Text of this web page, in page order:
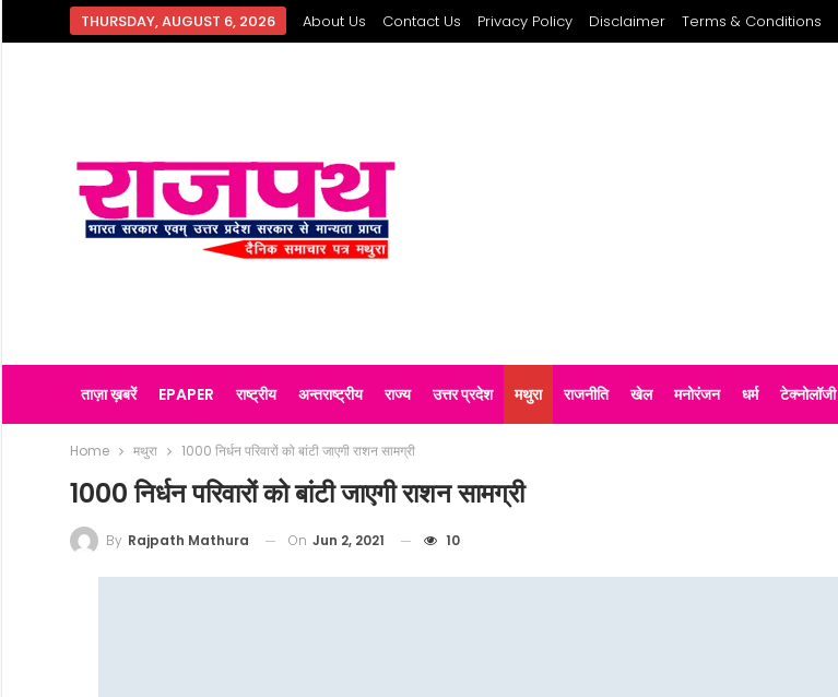
THURSDAY, AUGUST 6, 2026 About Us Contact Us Privacy Policy Disclaimer Terms & Conditions
ताज़ा ख़बरें EPAPER राष्ट्रीय अन्तराष्ट्रीय राज्य उत्तर प्रदेश मथुरा राजनीति खेल मनोरंजन धर्म टेक्नोलॉजी
Home मथुरा 1000 निर्धन परिवारों को बांटी जाएगी राशन सामग्री
1000 निर्धन परिवारों को बांटी जाएगी राशन सामग्री
By Rajpath Mathura On Jun 2, 2021 10